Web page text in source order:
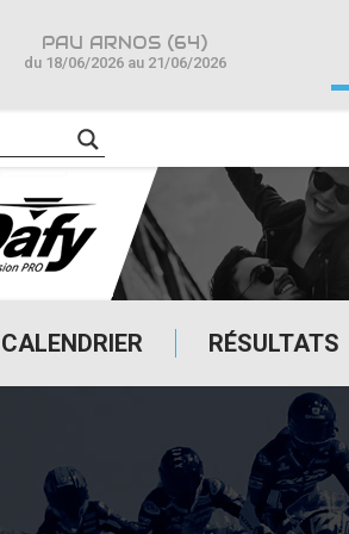
CALENDRIER RÉSULTATS
PAU ARNOS (64)
du 18/06/2026 au 21/06/2026